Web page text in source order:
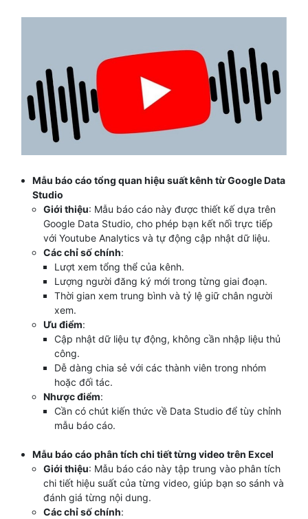
Mẫu báo cáo tổng quan hiệu suất kênh từ Google Data
Studio
Giới thiệu: Mẫu báo cáo này được thiết kế dựa trên
Google Data Studio, cho phép bạn kết nối trực tiếp
với Youtube Analytics và tự động cập nhật dữ liệu.
Các chỉ số chính:
Lượt xem tổng thể của kênh.
Lượng người đăng ký mới trong từng giai đoạn.
Thời gian xem trung bình và tỷ lệ giữ chân người
xem.
Ưu điểm:
Cập nhật dữ liệu tự động, không cần nhập liệu thủ
công.
Dễ dàng chia sẻ với các thành viên trong nhóm
hoặc đối tác.
Nhược điểm:
Cần có chút kiến thức về Data Studio để tùy chỉnh
mẫu báo cáo.
Mẫu báo cáo phân tích chi tiết từng video trên Excel
Giới thiệu: Mẫu báo cáo này tập trung vào phân tích
chi tiết hiệu suất của từng video, giúp bạn so sánh và
đánh giá từng nội dung.
Các chỉ số chính: